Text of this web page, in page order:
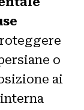
o
ai